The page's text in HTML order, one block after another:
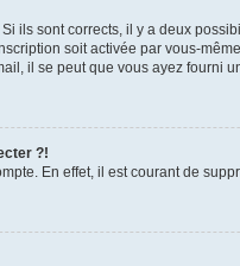
ils sont corrects, il y a deux
soit activée par vous-
il se peut que vous ayez
?!
En effet, il est courant de